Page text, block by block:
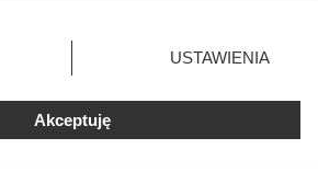
to chociaż raz w
przycisk ustawień prywatności
dolnym rogu strony
danych nie wymagają zgody
prawo sprzeciwić się takiemu
będą miały zastosowania tylko
USTAWIENIA
Akceptuję